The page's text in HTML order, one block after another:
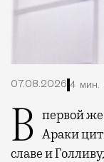
07.08.2026 4 мин.
В первой же сцене своего нового фильма Грегг Араки
славе и